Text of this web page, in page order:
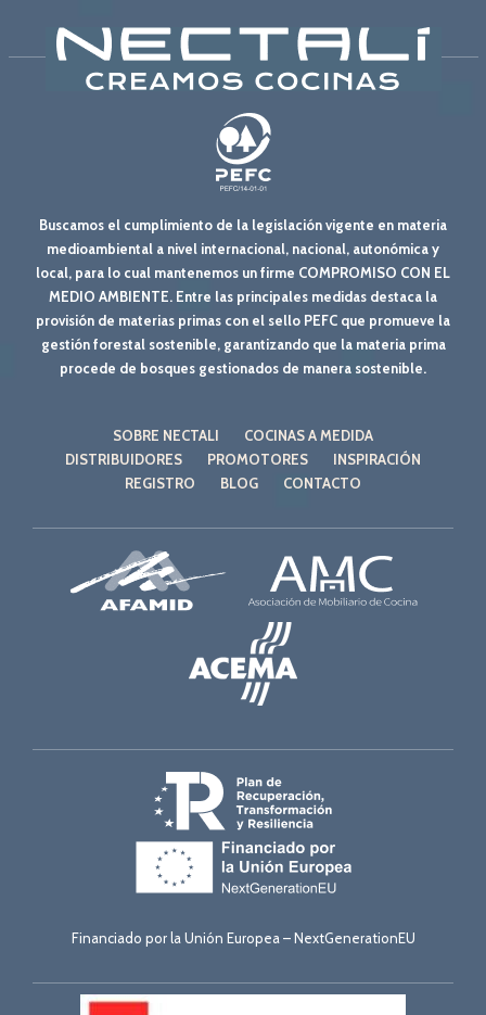
Buscamos el cumplimiento de la legislación vigente en materia
medioambiental a nivel internacional, nacional, autonómica y
local, para lo cual mantenemos un firme COMPROMISO CON EL
MEDIO AMBIENTE. Entre las principales medidas destaca la
provisión de materias primas con el sello PEFC que promueve la
gestión forestal sostenible, garantizando que la materia prima
procede de bosques gestionados de manera sostenible.
SOBRE NECTALI
COCINAS A MEDIDA
DISTRIBUIDORES
PROMOTORES
INSPIRACIÓN
REGISTRO
BLOG CONTACTO
Financiado por la Unión Europea – NextGenerationEU